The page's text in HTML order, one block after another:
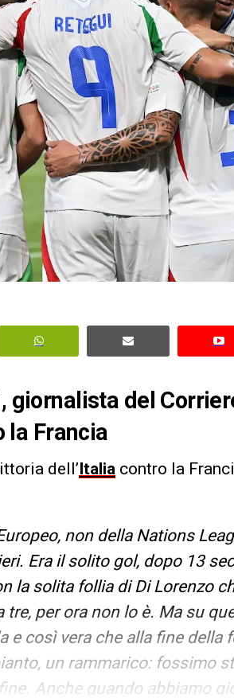
giornalista del
la Francia
dell’Italia contro la
non della Nations
Era il solito gol, dopo 13
la solita follia di Di Lorenzo
per ora non lo è. Ma su
e così vera che alla fine della
un rammarico: fossimo
Anche quando abbiamo